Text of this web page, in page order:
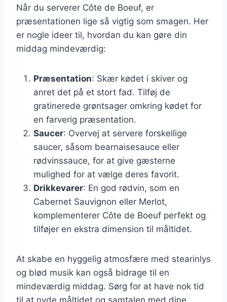
Når du serverer Côte de Boeuf, er
præsentationen lige så vigtig som smagen. Her
er nogle ideer til, hvordan du kan gøre din
middag mindeværdig:
Præsentation: Skær kødet i skiver og
anret det på et stort fad. Tilføj de
gratinerede grøntsager omkring kødet for
en farverig præsentation.
Saucer: Overvej at servere forskellige
saucer, såsom bearnaisesauce eller
rødvinssauce, for at give gæsterne
mulighed for at vælge deres favorit.
Drikkevarer: En god rødvin, som en
Cabernet Sauvignon eller Merlot,
komplementerer Côte de Boeuf perfekt og
tilføjer en ekstra dimension til måltidet.
At skabe en hyggelig atmosfære med stearinlys
og blød musik kan også bidrage til en
mindeværdig middag. Sørg for at have nok tid
til at nyde måltidet og samtalen med dine